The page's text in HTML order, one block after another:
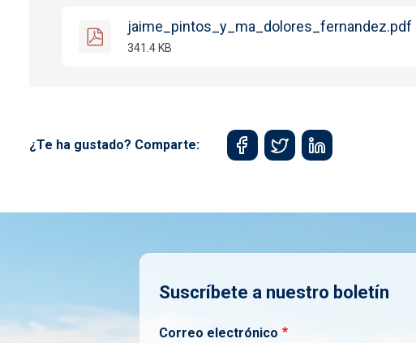
jaime_pintos_y_ma_dolores_fernandez.pdf
341.4 KB
¿Te ha gustado? Comparte:
Suscríbete a nuestro boletín
Correo electrónico